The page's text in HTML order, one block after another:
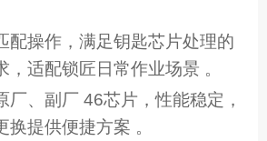
配操作，满足钥匙芯片处理的
，适配锁匠日常作业场景 。
厂、副厂 46芯片，性能稳定，
换提供便捷方案 。